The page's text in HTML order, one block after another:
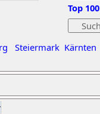
Steiermark Kärnten
Top 100